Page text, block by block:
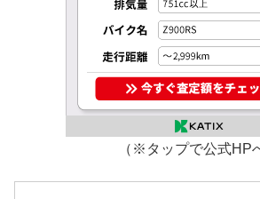
（※タップで公式HP